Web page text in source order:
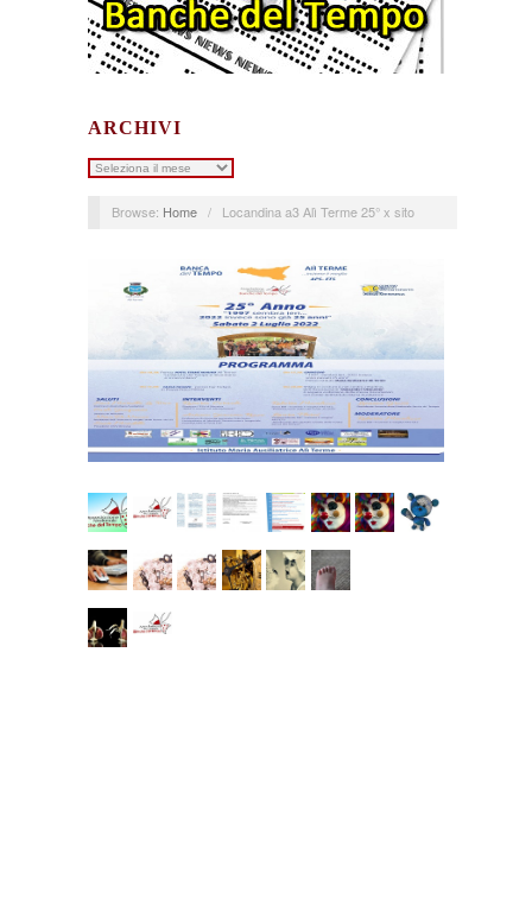
ARCHIVI
Archivi
Browse: Home / Locandina a3 Alì Terme 25° x sito